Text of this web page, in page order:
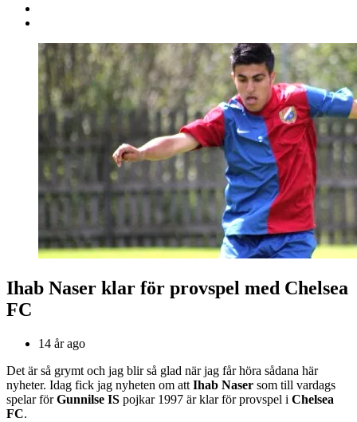
Ihab Naser klar för provspel med Chelsea
FC
14 år ago
Det är så grymt och jag blir så glad när jag får höra sådana här
nyheter. Idag fick jag nyheten om att Ihab Naser som till vardags
spelar förGunnilse IS pojkar 1997 är klar för provspel i Chelsea
FC.